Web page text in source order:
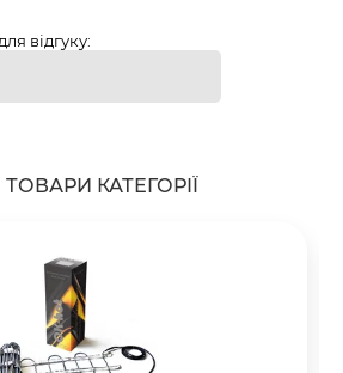
відгуку:
ТОВАРИ КАТЕГОРІЇ